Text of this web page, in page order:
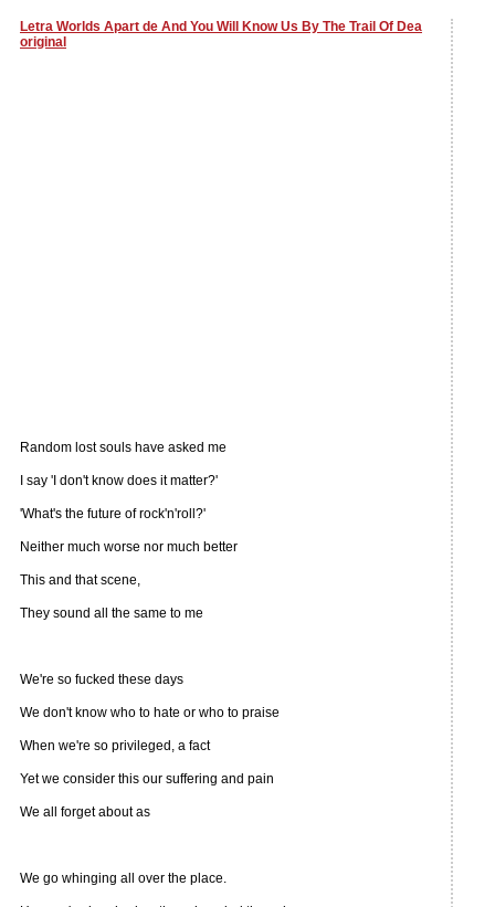
Letra Worlds Apart de And You Will Know Us By The Trail Of Dea
original
Random lost souls have asked me
I say 'I don't know does it matter?'
'What's the future of rock'n'roll?'
Neither much worse nor much better
This and that scene,
They sound all the same to me
We're so fucked these days
We don't know who to hate or who to praise
When we're so privileged, a fact
Yet we consider this our suffering and pain
We all forget about as
We go whinging all over the place.